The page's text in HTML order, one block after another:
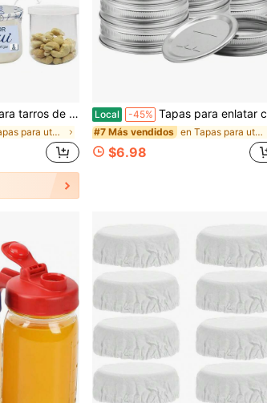
para Oui, tapas de plástico transparente para recipientes de yogur
en Tapas para utensilios de cocina
Local -45% Tapas para enlatar con anillos 24 piezas Tapas y bandas/anillos para frascos Mason, Ball o Kerr, tapas metálicas de tipo dividido con anillos de sellado de silicona a prueba de fugas
#7 Más vendidos en Tapas para utensilios de cocina
$6.98